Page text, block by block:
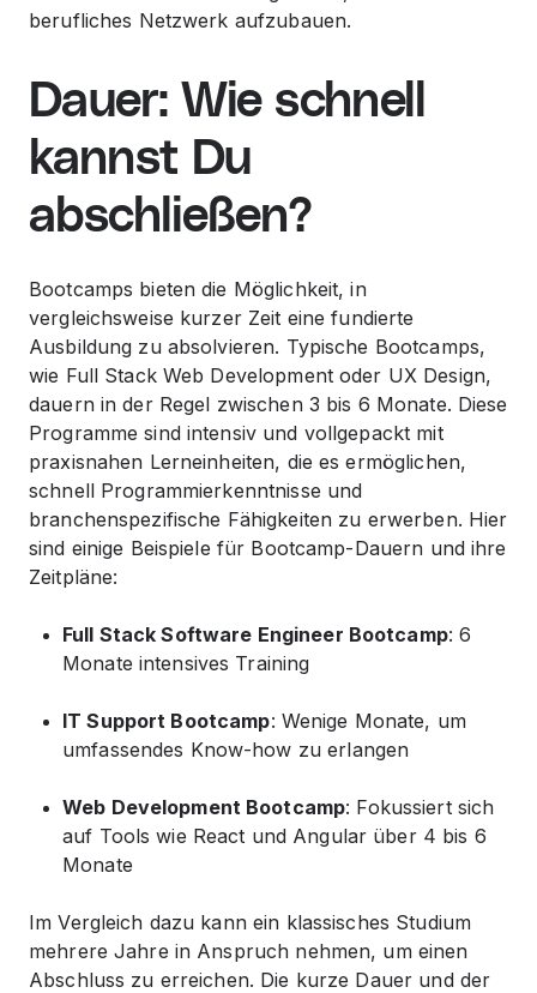
berufliches Netzwerk aufzubauen.
Dauer: Wie schnell
kannst Du
abschließen?
Bootcamps bieten die Möglichkeit, in
vergleichsweise kurzer Zeit eine fundierte
Ausbildung zu absolvieren. Typische Bootcamps,
wie Full Stack Web Development oder UX Design,
dauern in der Regel zwischen 3 bis 6 Monate. Diese
Programme sind intensiv und vollgepackt mit
praxisnahen Lerneinheiten, die es ermöglichen,
schnell Programmierkenntnisse und
branchenspezifische Fähigkeiten zu erwerben. Hier
sind einige Beispiele für Bootcamp-Dauern und ihre
Zeitpläne:
Full Stack Software Engineer Bootcamp: 6
Monate intensives Training
IT Support Bootcamp: Wenige Monate, um
umfassendes Know-how zu erlangen
Web Development Bootcamp: Fokussiert sich
auf Tools wie React und Angular über 4 bis 6
Monate
Im Vergleich dazu kann ein klassisches Studium
mehrere Jahre in Anspruch nehmen, um einen
Abschluss zu erreichen. Die kurze Dauer und der